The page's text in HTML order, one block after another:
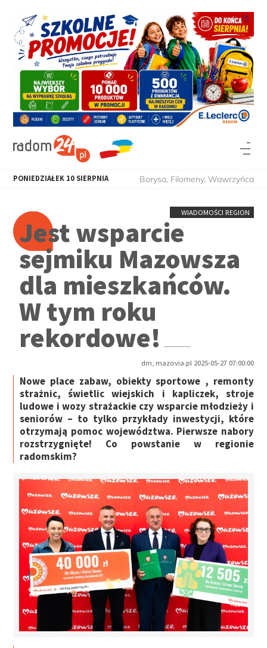
PONIEDZIAŁEK 10 SIERPNIA Borysa, Filomeny, Wawrzyńca
WIADOMOŚCI REGION
Jest wsparcie
sejmiku Mazowsza
dla mieszkańców.
W tym roku
rekordowe!
dm, mazovia.pl 2025-05-27 07:00:00
Nowe place zabaw, obiekty sportowe , remonty
strażnic, świetlic wiejskich i kapliczek, stroje
ludowe i wozy strażackie czy wsparcie młodzieży i
seniorów – to tylko przykłady inwestycji, które
otrzymają pomoc województwa. Pierwsze nabory
rozstrzygnięte! Co powstanie w regionie
radomskim?